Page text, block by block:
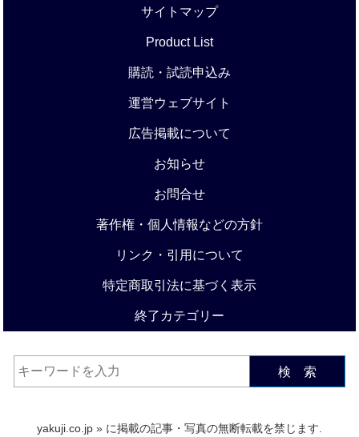
サイトマップ
Product List
購読・試読申込み
運営ウェブサイト
広告掲載について
お知らせ
お問合せ
著作権・個人情報などの方針
リンク・引用について
特定商取引法に基づく表示
終了カテゴリー
検 索
yakuji.co.jp » に掲載の記事・写真の無断転載を禁じます.